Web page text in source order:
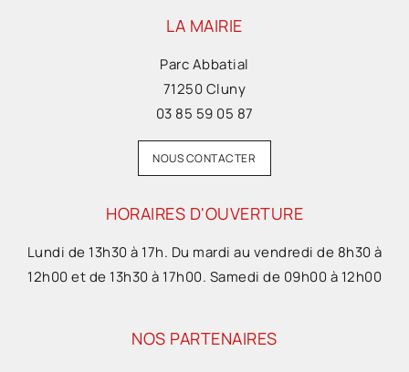
LA MAIRIE
Parc Abbatial
71250 Cluny
03 85 59 05 87
NOUS CONTACTER
HORAIRES D'OUVERTURE
Lundi de 13h30 à 17h. Du mardi au vendredi de 8h30 à
12h00 et de 13h30 à 17h00. Samedi de 09h00 à 12h00
NOS PARTENAIRES